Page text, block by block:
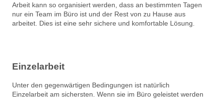
Arbeit kann so organisiert werden, dass an bestimmten Tagen
nur ein Team im Büro ist und der Rest von zu Hause aus
arbeitet. Dies ist eine sehr sichere und komfortable Lösung.
Einzelarbeit
Unter den gegenwärtigen Bedingungen ist natürlich
Einzelarbeit am sichersten. Wenn sie im Büro geleistet werden